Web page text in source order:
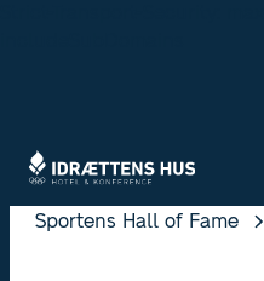
Sportens Hall of Fame